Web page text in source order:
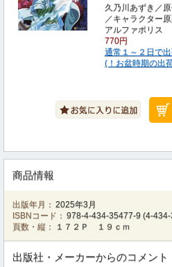
久乃川あずき／
／キャラクター
アルファポリス
770円
通常１～２日で
(！お盆時期の出
商品情報
出版年月： 2025年3月
ISBNコード： 978-4-434-35477-9 (4-
頁数・縦：
１７２Ｐ １９ｃｍ
出版社・メーカーからのコメント